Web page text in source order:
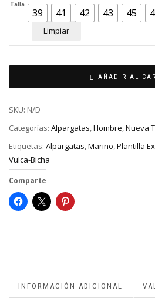
Talla
39 41 42 43 45
Limpiar
AÑADIR AL
SKU: N/D
Categorías: Alpargatas,Hombre,Nueva
Etiquetas: Alpargatas,Marino,Plantilla
Vulca-Bicha
Comparte
INFORMACIÓN ADICIONAL